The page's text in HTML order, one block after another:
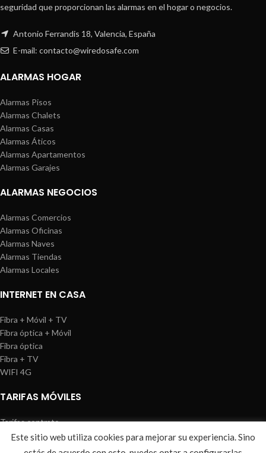
seguridad que proporcionan las alarmas en el hogar o negocios.
Antonio Ferrandis 18, Valencia, España
E-mail: contacto@wiredosafe.com
ALARMAS HOGAR
Alarmas Pisos
Alarmas Chalets
Alarmas Casas
Alarmas Áticos
Alarmas Apartamentos
Alarmas Garajes
ALARMAS NEGOCIOS
Alarmas Comercios
Alarmas Oficinas
Alarmas Naves
Alarmas Tiendas
Alarmas Locales
INTERNET EN CASA
Fibra + Móvil + TV
Fibra óptica + Móvil
Fibra óptica
Fibra + TV
WIFI 4G
TARIFAS MÓVILES
Tarifas contrato
Tarifas prepago
WIREDOSAFE Aviso Legal Política de Cookies |Sitemap
Este sitio web utiliza cookies para mejorar su experiencia. Sino